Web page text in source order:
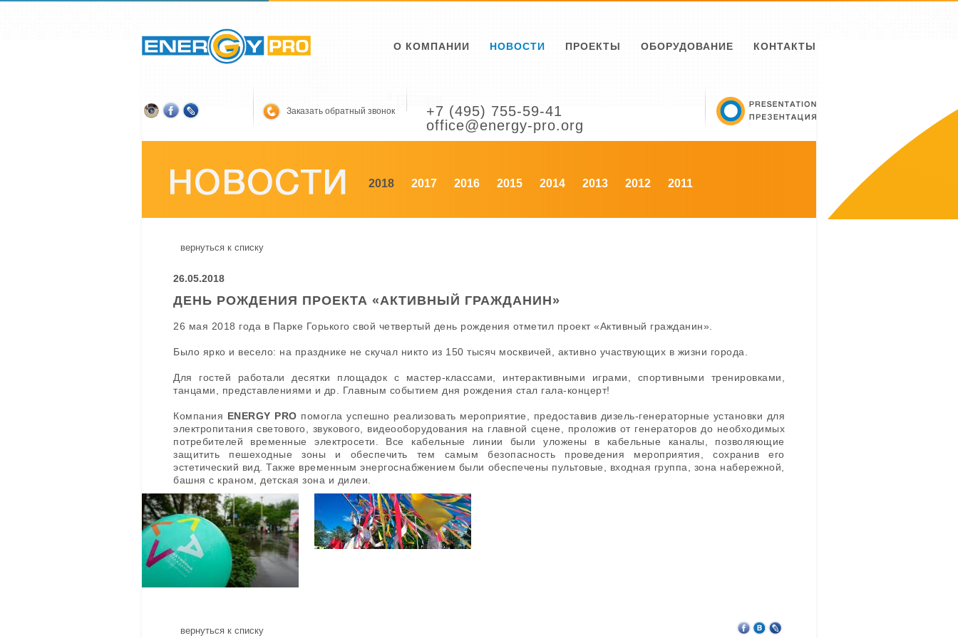
О КОМПАНИИ НОВОСТИ ПРОЕКТЫ ОБОРУДОВАНИЕ КОНТАКТЫ
Заказать обратный звонок
+7 (495) 755-59-41
office@energy-pro.org
2018 2017 2016 2015 2014 2013 2012 2011
вернуться к списку
26.05.2018
ДЕНЬ РОЖДЕНИЯ ПРОЕКТА «АКТИВНЫЙ ГРАЖДАНИН»
26 мая 2018 года в Парке Горького свой четвертый день рождения отметил проект «Активный гражданин».
Было ярко и весело: на празднике не скучал никто из 150 тысяч москвичей, активно участвующих в жизни города.
Для гостей работали десятки площадок с мастер-классами, интерактивными играми, спортивными тренировками,
танцами, представлениями и др. Главным событием дня рождения стал гала-концерт!
Компания ENERGY PRO помогла успешно реализовать мероприятие, предоставив дизель-генераторные установки для
электропитания светового, звукового, видеооборудования на главной сцене, проложив от генераторов до необходимых
потребителей временные электросети. Все кабельные линии были уложены в кабельные каналы, позволяющие
защитить пешеходные зоны и обеспечить тем самым безопасность проведения мероприятия, сохранив его
эстетический вид. Также временным энергоснабжением были обеспечены пультовые, входная группа, зона набережной,
башня с краном, детская зона и дилеи.
вернуться к списку